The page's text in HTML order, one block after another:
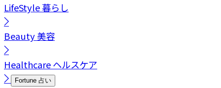
LifeStyle暮らし
Beauty美容
Healthcareヘルスケア
Fortune 占い